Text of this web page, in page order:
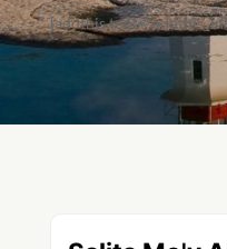
[addthis